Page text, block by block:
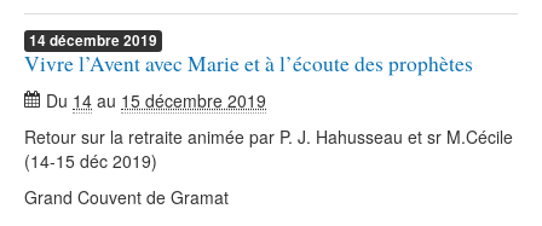
14décembre2019
Vivre l’Avent avec Marie et à l’écoute des prophètes
Du 14 au 15 décembre 2019
Retour sur la retraite animée par P. J. Hahusseau et sr M.Cécile
(14-15 déc 2019)
Grand Couvent de Gramat